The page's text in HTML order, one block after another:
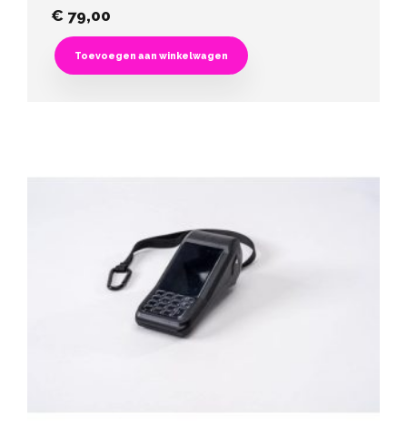
€ 79,00
Toevoegen aan winkelwagen